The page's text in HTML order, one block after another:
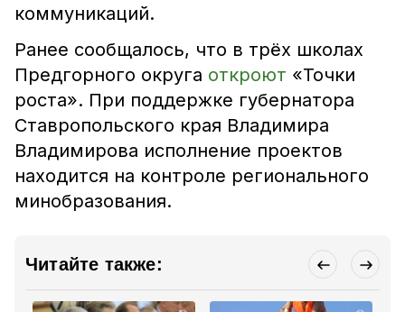
коммуникаций.
Ранее сообщалось, что в трёх школах
Предгорного округа откроют «Точки
роста». При поддержке губернатора
Ставропольского края Владимира
Владимирова исполнение проектов
находится на контроле регионального
минобразования.
Читайте также: